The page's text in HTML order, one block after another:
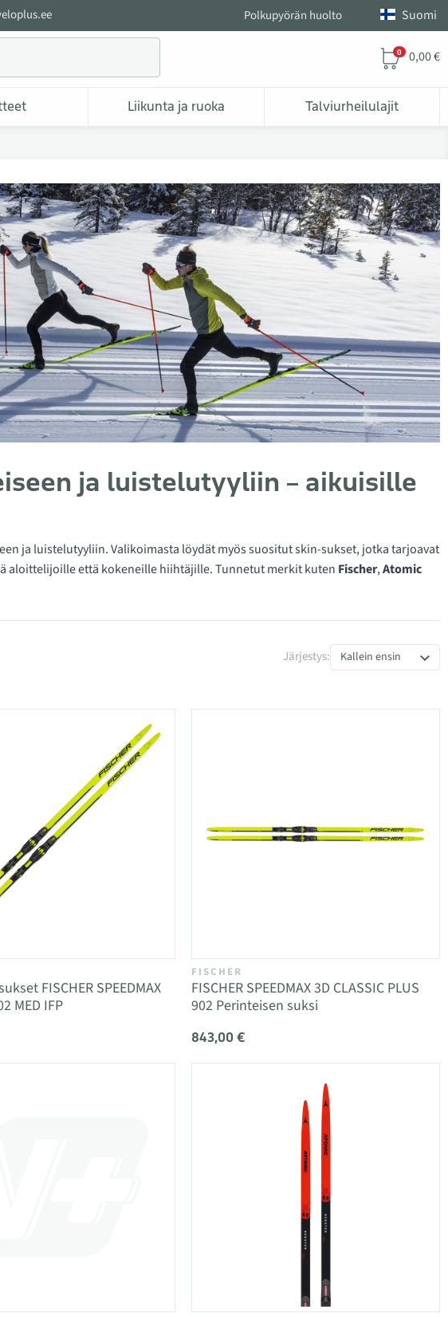
Polkupyörän huolto Suomi
0 0,00 €
Liikunta ja ruoka Talviurheilulajit
ja luistelutyyliin – aikuisille
ja luistelutyyliin. Valikoimasta löydät myös suositut skin-sukset, jotka tarjoavat
aloittelijoille että kokeneille hiihtäjille. Tunnetut merkit kuten Fischer,Atomic
Järjestys: Kallein ensin
FISCHER SPEEDMAX
MED IFP
FISCHER
FISCHER SPEEDMAX 3D CLASSIC PLUS
902 Perinteisen suksi
843,00 €